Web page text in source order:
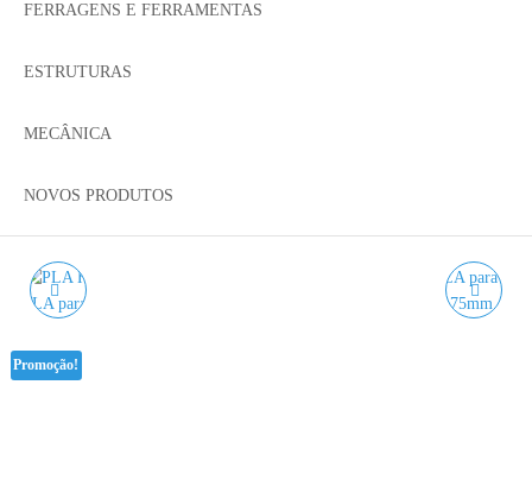
FERRAGENS E FERRAMENTAS
ESTRUTURAS
MECÂNICA
NOVOS PRODUTOS
ACÁCIA WINKLE - 1KG
Promoção!